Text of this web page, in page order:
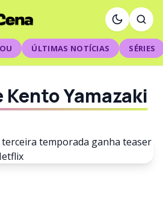
ÚLTIMAS NOTÍCIAS SÉRIES
Yamazaki